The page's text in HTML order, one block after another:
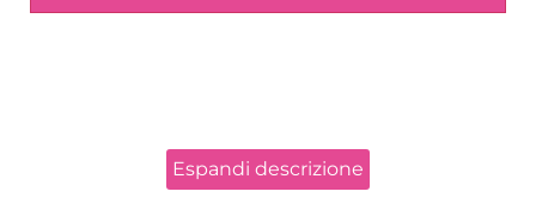
In questo corso imparerai:Espandi descrizione